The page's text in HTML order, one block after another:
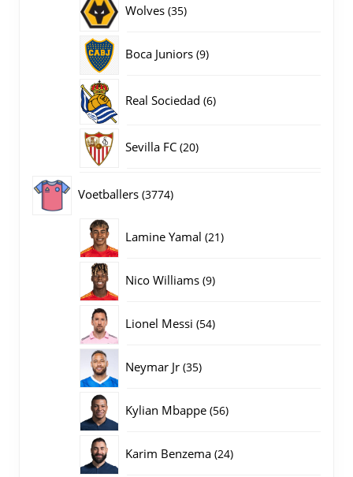
Wolves 3535
Boca Juniors 99
Real Sociedad 66
Sevilla FC 2020
Voetballers 37743774
Lamine Yamal 2121
Nico Williams 99
Lionel Messi 5454
Neymar Jr 3535
Kylian Mbappe 5656
Karim Benzema 2424